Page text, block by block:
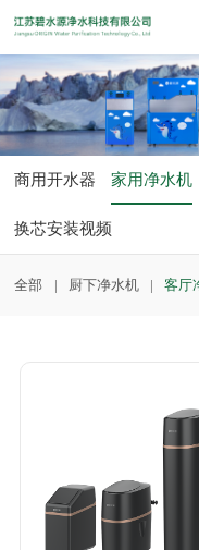
商用开水器 家用净水机
换芯安装视频
全部 厨下净水机 客厅